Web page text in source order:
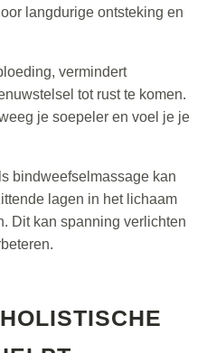
langdurige ontsteking en
vermindert
tot rust te komen.
je soepeler en voel je je
bindweefselmassage kan
lagen in het lichaam
Dit kan spanning verlichten